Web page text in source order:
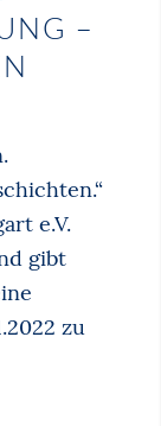
–
e.V.
gibt
zu